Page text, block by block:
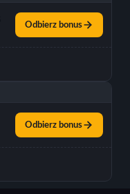
Odbierz bonus
Odbierz bonus